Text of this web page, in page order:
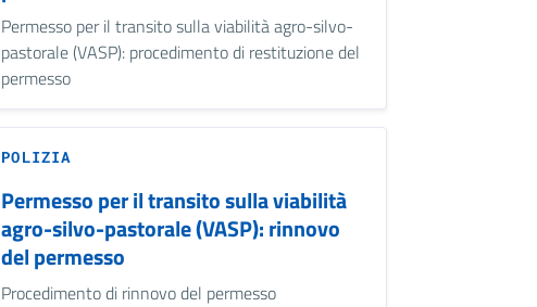
Permesso per il transito sulla viabilità agro-silvo-
pastorale (VASP): procedimento di restituzione del
permesso
POLIZIA
Permesso per il transito sulla viabilità
agro-silvo-pastorale (VASP): rinnovo
del permesso
Procedimento di rinnovo del permesso